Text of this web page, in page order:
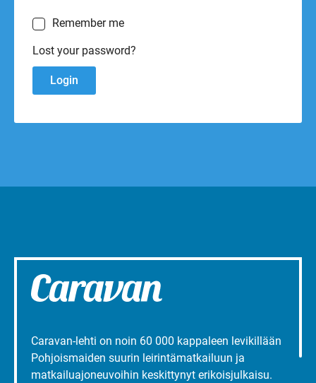
Remember me
Lost your password?
Caravan-lehti on noin 60 000 kappaleen levikillään
Pohjoismaiden suurin leirintämatkailuun ja
matkailuajoneuvoihin keskittynyt erikoisjulkaisu.